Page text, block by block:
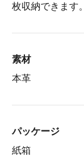
枚収納できます。
素材
本革
パッケージ
紙箱